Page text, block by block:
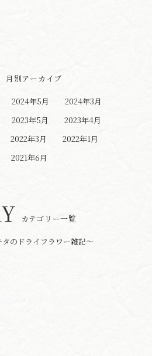
月別アーカイブ
2024年5月
2024年3月
2023年5月
2023年4月
2022年3月
2022年1月
2021年6月
カテゴリー一覧
のドライフラワー雑記～